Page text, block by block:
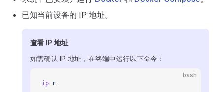
已知当前设备的 IP 地址。
查看 IP 地址
如需确认 IP 地址，在终端中运行以下命令：
bash
ip r